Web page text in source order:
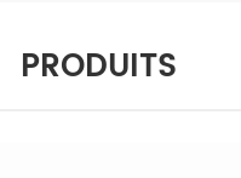
PRODUITS